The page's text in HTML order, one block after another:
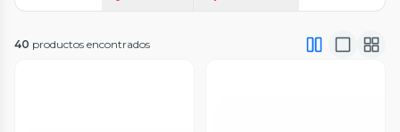
40 productos encontrados